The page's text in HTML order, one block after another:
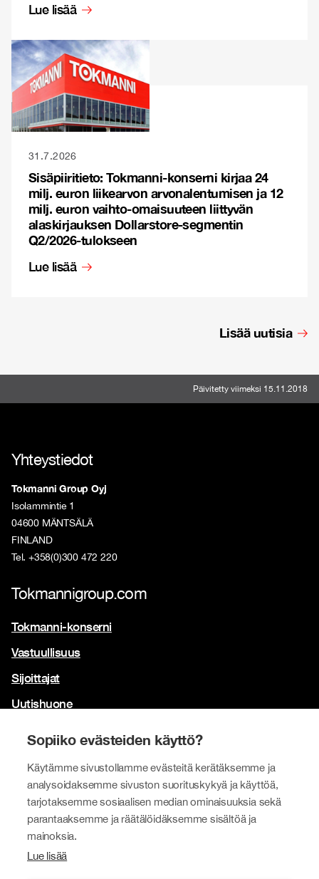
Sopiiko evästeiden käyttö?
Käytämme sivustollamme evästeitä kerätäksemme ja
analysoidaksemme sivuston suorituskykyä ja käyttöä,
tarjotaksemme sosiaalisen median ominaisuuksia sekä
parantaaksemme ja räätälöidäksemme sisältöä ja
mainoksia.
Lue lisää
Lue lisää
31.7.2026
Sisäpiiritieto: Tokmanni-konserni kirjaa 24
milj. euron liikearvon arvonalentumisen ja 12
milj. euron vaihto-omaisuuteen liittyvän
alaskirjauksen Dollarstore-segmentin
Q2/2026-tulokseen
Lue lisää
Lisää uutisia
Päivitetty viimeksi 15.11.2018
Yhteystiedot
Tokmanni Group Oyj
Isolammintie 1
04600 MÄNTSÄLÄ
FINLAND
Tel. +358(0)300 472 220
Tokmannigroup.com
Tokmanni-konserni
Vastuullisuus
Sijoittajat
Uutishuone
Brändimme
Tokmanni
SPAR Suomi
Click Shoes ja Shoe House
Dollarstore